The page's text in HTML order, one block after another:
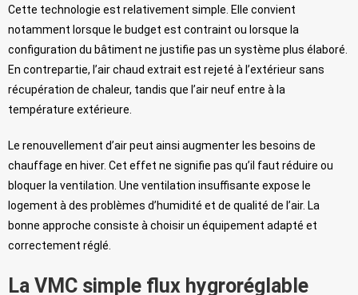
Cette technologie est relativement simple. Elle convient
notamment lorsque le budget est contraint ou lorsque la
configuration du bâtiment ne justifie pas un système plus élaboré.
En contrepartie, l’air chaud extrait est rejeté à l’extérieur sans
récupération de chaleur, tandis que l’air neuf entre à la
température extérieure.
Le renouvellement d’air peut ainsi augmenter les besoins de
chauffage en hiver. Cet effet ne signifie pas qu’il faut réduire ou
bloquer la ventilation. Une ventilation insuffisante expose le
logement à des problèmes d’humidité et de qualité de l’air. La
bonne approche consiste à choisir un équipement adapté et
correctement réglé.
La VMC simple flux hygroréglable